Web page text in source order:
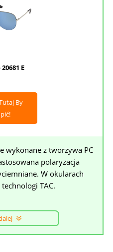
E
By
wykonane z tworzywa PC
polaryzacja
W okularach
TAC.